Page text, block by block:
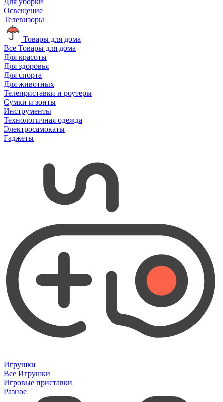
Освещение
Телевизоры
Товары для дома
Все Товары для дома
Для красоты
Для здоровья
Для спорта
Для животных
Телеприставки и роутеры
Сумки и зонты
Инструменты
Технологичная одежда
Электросамокаты
Гаджеты
Игрушки
Все Игрушки
Игровые приставки
Разное